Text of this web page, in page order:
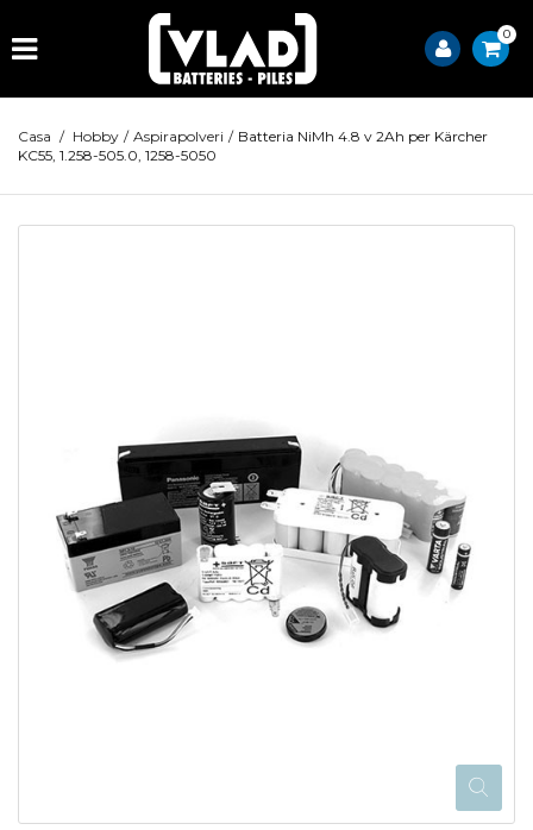
0
Casa / Hobby / Aspirapolveri / Batteria NiMh 4.8 v 2Ah per Kärcher
KC55, 1.258-505.0, 1258-5050